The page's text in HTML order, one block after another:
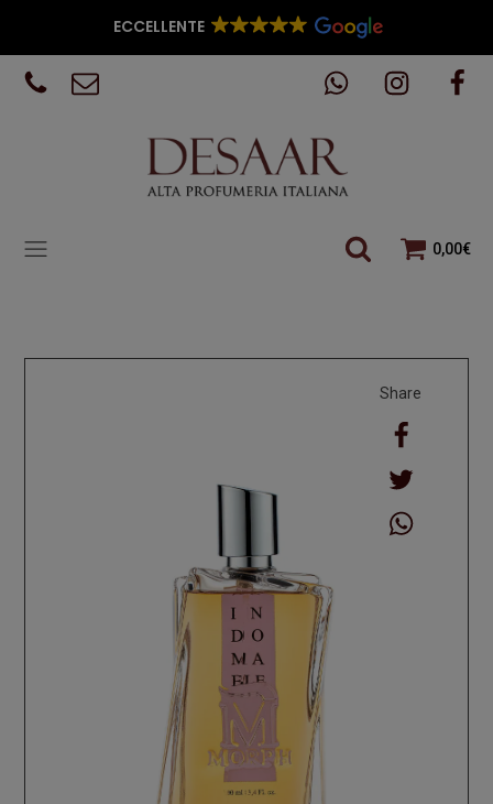
ECCELLENTE
0,00€
Share